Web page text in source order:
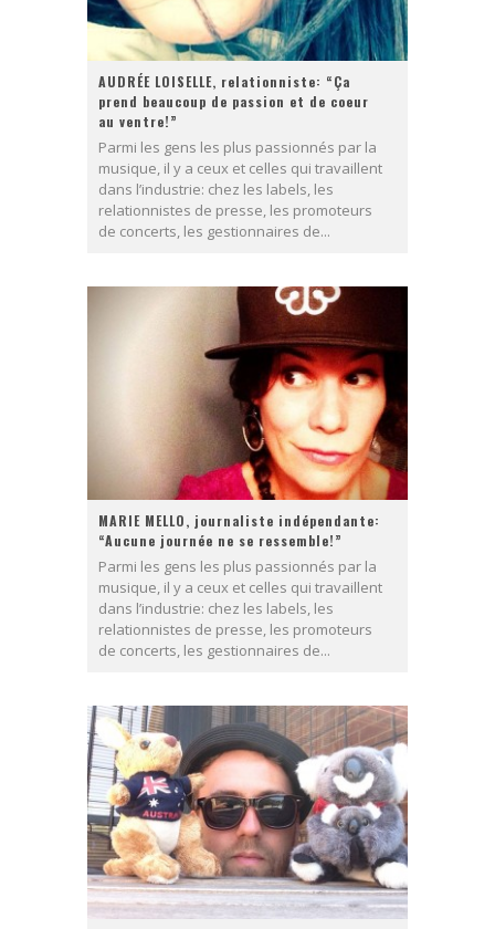
AUDRÉE LOISELLE, relationniste: “Ça
prend beaucoup de passion et de coeur
au ventre!”
Parmi les gens les plus passionnés par la
musique, il y a ceux et celles qui travaillent
dans l’industrie: chez les labels, les
relationnistes de presse, les promoteurs
de concerts, les gestionnaires de...
MARIE MELLO, journaliste indépendante:
“Aucune journée ne se ressemble!”
Parmi les gens les plus passionnés par la
musique, il y a ceux et celles qui travaillent
dans l’industrie: chez les labels, les
relationnistes de presse, les promoteurs
de concerts, les gestionnaires de...